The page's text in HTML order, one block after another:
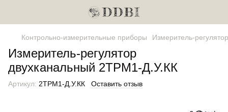
Контрольно-измерительные приборы Измеритель-регулятор
Измеритель-регулятор
двухканальный 2ТРМ1-Д.У.КК
Артикул: 2ТРМ1-Д.У.КК Оставить отзыв